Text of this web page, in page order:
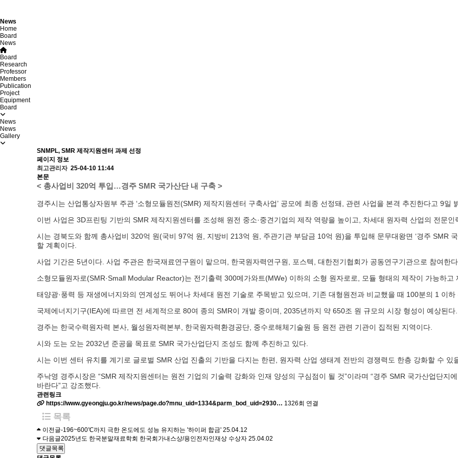
News
Home
Board
News
Board
Research
Professor
Members
Publication
Project
Equipment
Board
News
News
Gallery
SNMPL, SMR 제작지원센터 과제 선정
페이지 정보
최고관리자 25-04-10 11:44
본문
< 총사업비 320억 투입…경주 SMR 국가산단 내 구축 >
경주시는 산업통상자원부 주관 ‘소형모듈원전(SMR) 제작지원센터 구축사업’ 공모에 최종 선정돼, 관련 사업을 본격 추진한다고 9일
이번 사업은 3D프린팅 기반의 SMR 제작지원센터를 조성해 원전 중소·중견기업의 제작 역량을 높이고, 차세대 원자력 산업의 전문인
시는 경북도와 함께 총사업비 320억 원(국비 97억 원, 지방비 213억 원, 주관기관 부담금 10억 원)을 투입해 문무대왕면 ‘경주 SMR
할 계획이다.
사업 기간은 5년이다. 사업 주관은 한국재료연구원이 맡으며, 한국원자력연구원, 포스텍, 대한전기협회가 공동연구기관으로 참여한다.
소형모듈원자로(SMR·Small Modular Reactor)는 전기출력 300메가와트(MWe) 이하의 소형 원자로로, 모듈 형태의 제작이 가능하
태양광·풍력 등 재생에너지와의 연계성도 뛰어나 차세대 원전 기술로 주목받고 있으며, 기존 대형원전과 비교했을 때 100분의 1 이
국제에너지기구(IEA)에 따르면 전 세계적으로 80여 종의 SMR이 개발 중이며, 2035년까지 약 650조 원 규모의 시장 형성이 예상된다.
경주는 한국수력원자력 본사, 월성원자력본부, 한국원자력환경공단, 중수로해체기술원 등 원전 관련 기관이 집적된 지역이다.
시와 도는 오는 2032년 준공을 목표로 SMR 국가산업단지 조성도 함께 추진하고 있다.
시는 이번 센터 유치를 계기로 글로벌 SMR 산업 진출의 기반을 다지는 한편, 원자력 산업 생태계 전반의 경쟁력도 한층 강화할 수 있
주낙영 경주시장은 “SMR 제작지원센터는 원전 기업의 기술력 강화와 인재 양성의 구심점이 될 것”이라며 “경주 SMR 국가산업단지
바란다”고 강조했다.
관련링크
https://www.gyeongju.go.kr/news/page.do?mnu_uid=1334&parm_bod_uid=2930… 1326회 연결
목록
이전글-196~600℃까지 극한 온도에도 성능 유지하는 '하이퍼 합금' 25.04.12
다음글2025년도 한국분말재료학회 한국회가내스상/용인전자인재상 수상자 25.04.02
댓글목록